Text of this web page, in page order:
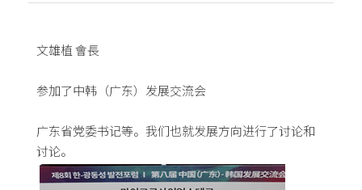
文雄植 會長
参加了中韩（广东）发展交流会
广东省党委书记等。我们也就发展方向进行了讨论和
讨论。